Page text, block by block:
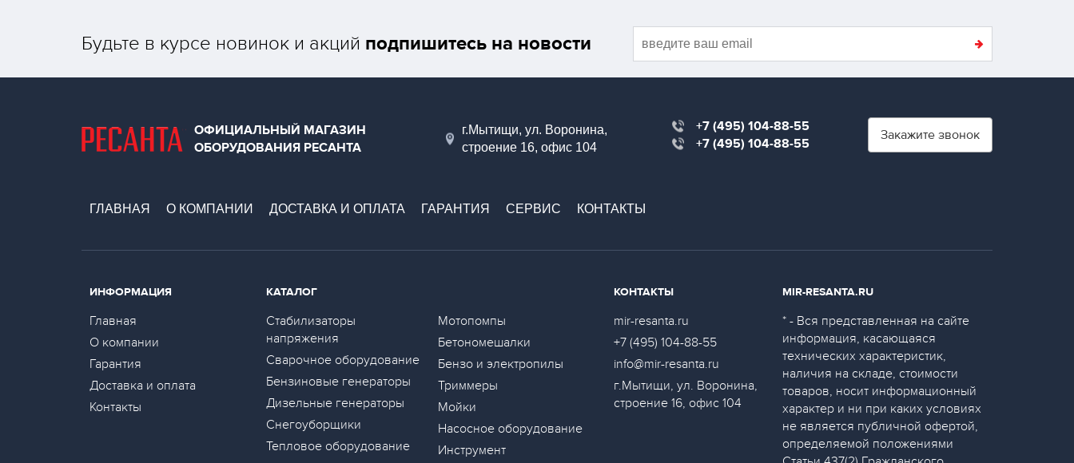
Будьте в курсе новинок и акций подпишитесь на новости
ОФИЦИАЛЬНЫЙ МАГАЗИН
ОБОРУДОВАНИЯ РЕСАНТА
г.Мытищи, ул. Воронина,
строение 16, офис 104
+7 (495) 104-88-55
+7 (495) 104-88-55
Закажите звонок
ГЛАВНАЯ О КОМПАНИИ ДОСТАВКА И ОПЛАТА ГАРАНТИЯ СЕРВИС КОНТАКТЫ
ИНФОРМАЦИЯ
Главная
О компании
Гарантия
Доставка и оплата
Контакты
КАТАЛОГ
Стабилизаторы
напряжения
Сварочное оборудование
Бензиновые генераторы
Дизельные генераторы
Снегоуборщики
Тепловое оборудование
Мотопомпы
Бетономешалки
Бензо и электропилы
Триммеры
Мойки
Насосное оборудование
Инструмент
КОНТАКТЫ
mir-resanta.ru
+7 (495) 104-88-55
info@mir-resanta.ru
г.Мытищи, ул. Воронина,
строение 16, офис 104
MIR-RESANTA.RU
* - Вся представленная на сайте
информация, касающаяся
технических характеристик,
наличия на складе, стоимости
товаров, носит информационный
характер и ни при каких условиях
не является публичной офертой,
определяемой положениями